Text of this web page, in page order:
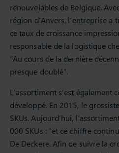
renouvelables de Belgique.
région d’Anvers, l’entreprise
ce taux de croissance
responsable de la logistique
“Au cours de la dernière
presque doublé”.
L’assortiment s’est également
développé. En 2015, le
SKUs. Aujourd’hui,
000 SKUs : “et ce chiffre
De Deckere. Afin de suivre la